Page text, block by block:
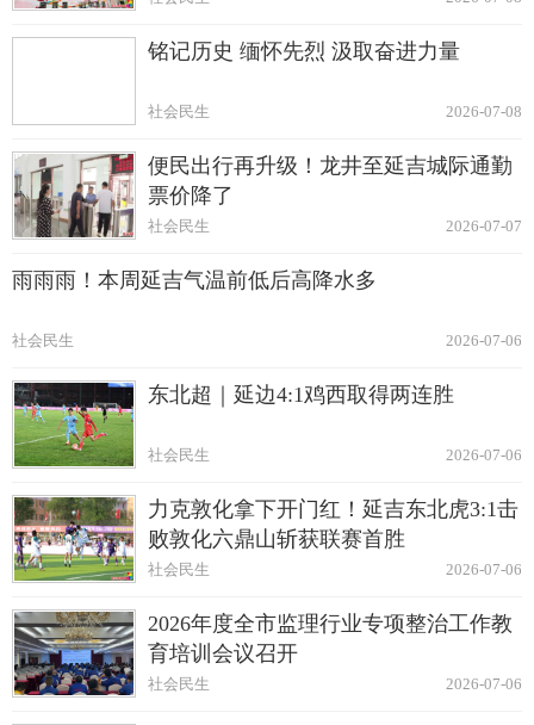
铭记历史 缅怀先烈 汲取奋进力量
2026-07-08
社会民生
便民出行再升级！龙井至延吉城际通勤
票价降了
2026-07-07
社会民生
雨雨雨！本周延吉气温前低后高降水多
2026-07-06
社会民生
东北超｜延边4:1鸡西取得两连胜
2026-07-06
社会民生
力克敦化拿下开门红！延吉东北虎3:1击
败敦化六鼎山斩获联赛首胜
2026-07-06
社会民生
2026年度全市监理行业专项整治工作教
育培训会议召开
2026-07-06
社会民生